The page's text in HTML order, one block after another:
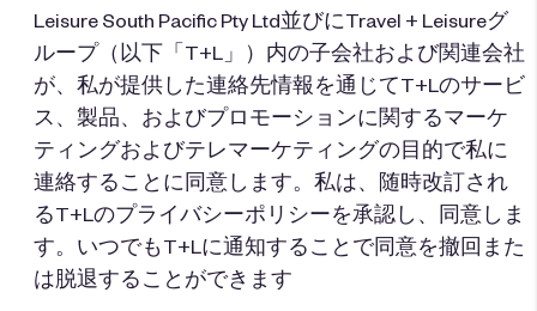
Leisure South Pacific Pty Ltd並びにTravel + Leisureグ
ループ（以下「T+L」）内の子会社および関連会社
が、私が提供した連絡先情報を通じてT+Lのサービ
ス、製品、およびプロモーションに関するマーケ
ティングおよびテレマーケティングの目的で私に
連絡することに同意します。私は、随時改訂され
るT+Lのプライバシーポリシーを承認し、同意しま
す。いつでもT+Lに通知することで同意を撤回また
は脱退することができます